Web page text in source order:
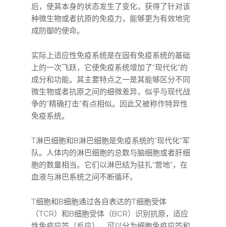
后，使其本身的状态发生了变化，获得了针对该
种微生物或者抗原的免疫力，能够更为有效地完
成防御的使命。
实际上适应性免疫系统是在固有免疫系统的基础
上的一次飞跃，它使免疫系统增加了“现代化”的
成分和功能。其主要特点之一是其能够区分不同
微生物或者抗原之间的细微差异，似乎与现代战
争的“精确打击”有点相似。因此又被称作特异性
免疫系统。
T淋巴细胞和B淋巴细胞是免疫系统的“现代化”军
队。人体内的淋巴细胞的总数与脑细胞或者肝细
胞的数量相当。它们以淋巴结为驻扎“营地”，在
血液与淋巴系统之间不断循环。
T细胞和B细胞通过各自表达的T细胞受体
（TCR）和B细胞受体（BCR）识别抗原，适应